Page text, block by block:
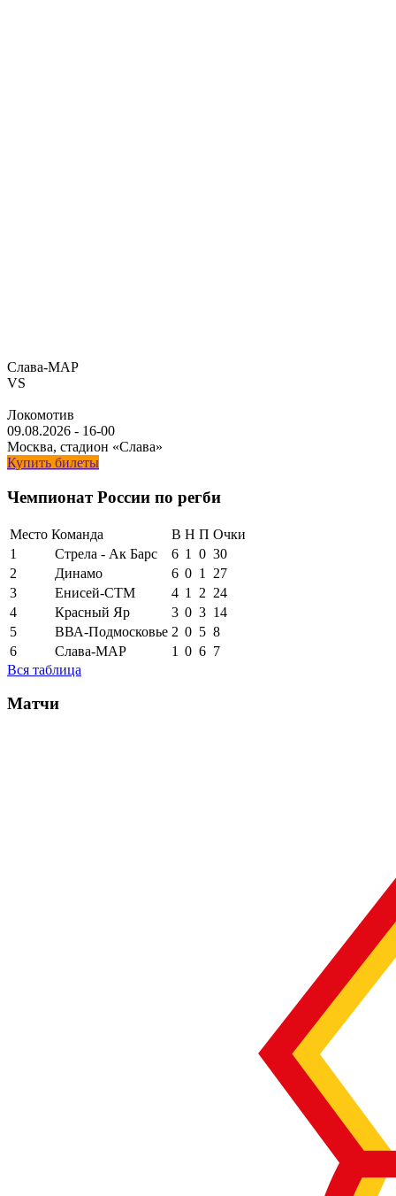
Слава-МАР
VS
Локомотив
09.08.2026 - 16-00
Москва, стадион «Слава»
Купить билеты
Чемпионат России по регби
Место Команда В Н П Очки
1
Стрела - Ак Барс 6 1 0 30
2
Динамо 6 0 1
27
3
Енисей-СТМ 4 1 2 24
4
Красный Яр 3 0 3 14
5
ВВА-Подмосковье 2 0 5 8
6
Слава-МАР 1 0 6 7
Вся таблица
Матчи